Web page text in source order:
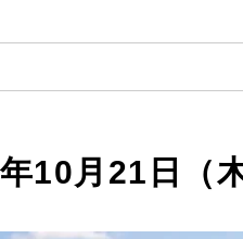
月21日（木